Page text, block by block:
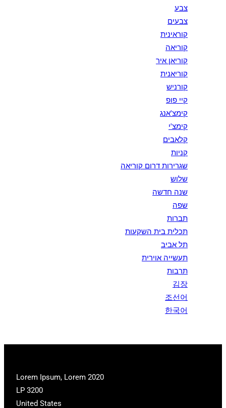
צבע
צבעים
קוראינית
קוריאה
קוריאן איר
קוריאנית
קורניש
קיי פופ
קימצ'אנג
קימצ'י
קלאבים
קניות
שגרירות דרום קוריאה
שלוש
שנה חדשה
שפה
תברות
תכלית בית השקעות
תל אביב
תעשייה אוירית
תרבות
김장
조선어
한국어
2020 Lorem Ipsum, Lorem
LP 3200
United States